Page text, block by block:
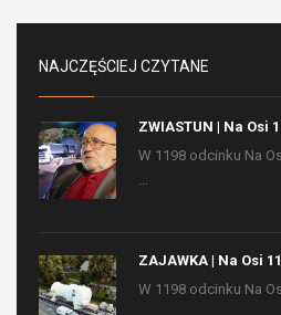
NAJCZĘŚCIEJ CZYTANE
ZWIASTUN | Na Osi
W 1198 odcinku Na
ZAJAWKA | Na Osi
W 1198 odcinku Na